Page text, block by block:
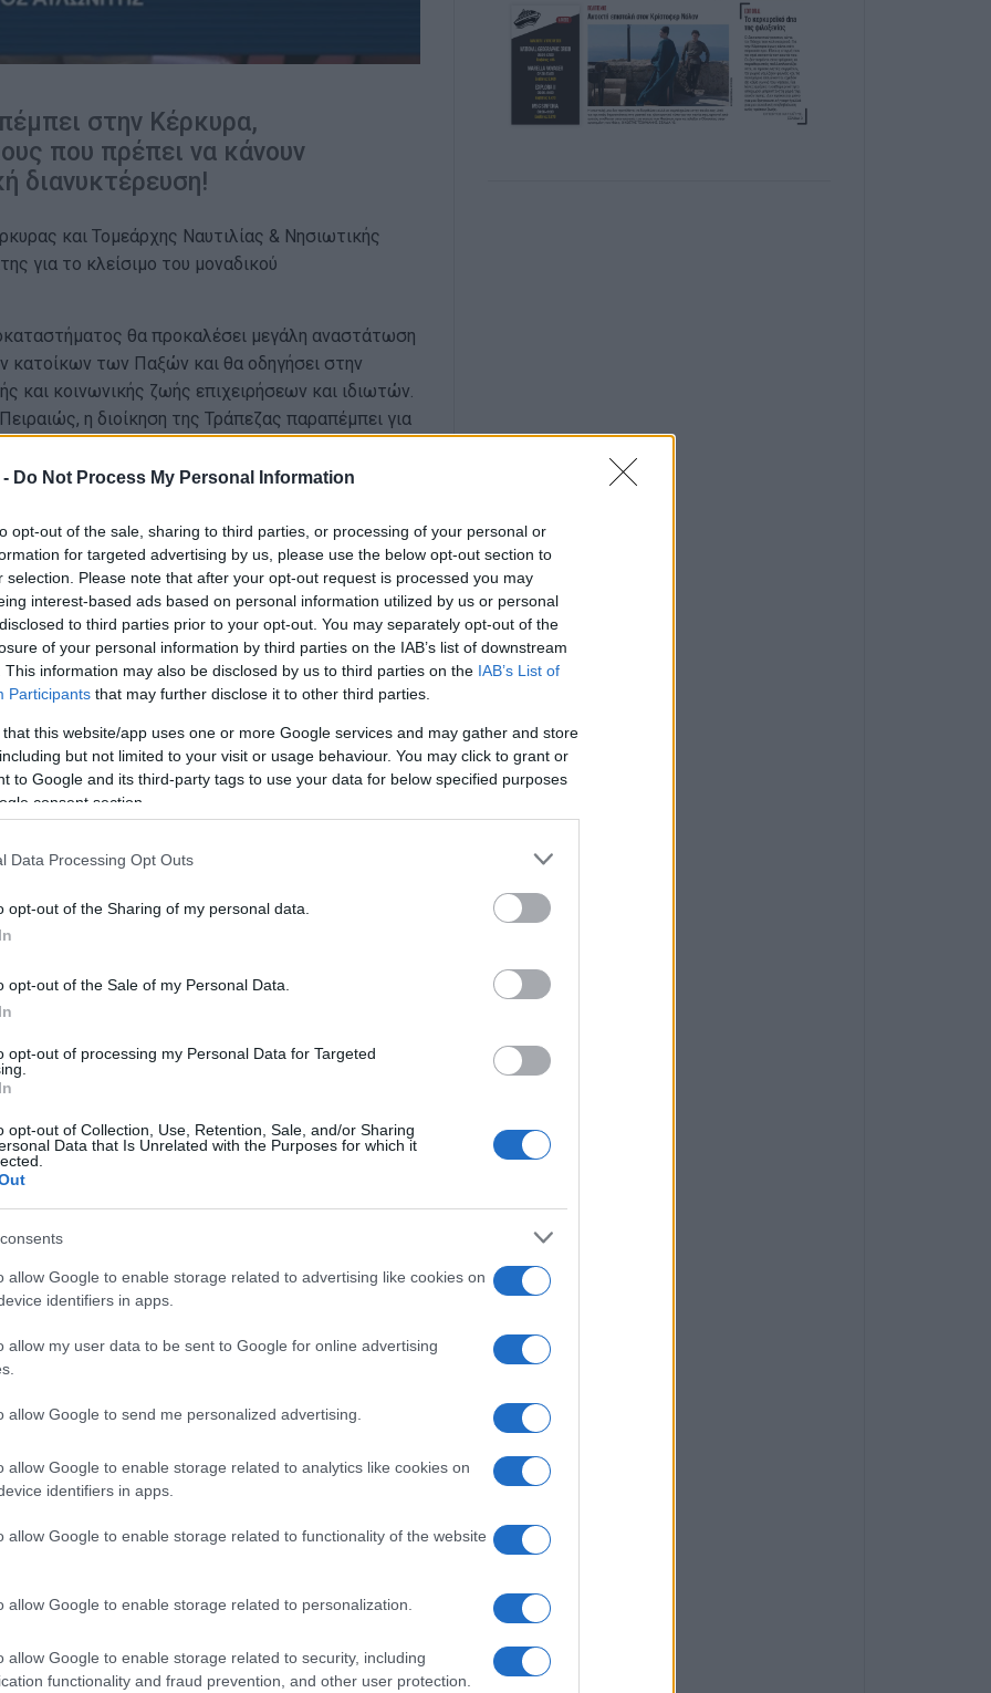
Do Not Process My Personal Information
opt-out of the sale, sharing to third parties, or processing of your personal or
for targeted advertising by us, please use the below opt-out section to
selection. Please note that after your opt-out request is processed you may
interest-based ads based on personal information utilized by us or personal
to third parties prior to your opt-out. You may separately opt-out of the
of your personal information by third parties on the IAB’s list of downstream
This information may also be disclosed by us to third parties on the IAB’s List of
Participants that may further disclose it to other third parties.
that this website/app uses one or more Google services and may gather and store
but not limited to your visit or usage behaviour. You may click to grant or
to Google and its third-party tags to use your data for below specified purposes
consent section.
Data Processing Opt Outs
opt-out of the Sharing of my personal data.
opt-out of the Sale of my Personal Data.
opt-out of processing my Personal Data for Targeted
opt-out of Collection, Use, Retention, Sale, and/or Sharing
Data that Is Unrelated with the Purposes for which it
allow Google to enable storage related to advertising like cookies on
identifiers in apps.
allow my user data to be sent to Google for online advertising
allow Google to send me personalized advertising.
allow Google to enable storage related to analytics like cookies on
identifiers in apps.
allow Google to enable storage related to functionality of the website
allow Google to enable storage related to personalization.
allow Google to enable storage related to security, including
functionality and fraud prevention, and other user protection.
στην Κέρκυρα,
που πρέπει να κάνουν
διανυκτέρευση!
και Τομεάρχης Ναυτιλίας & Νησιωτικής
για το κλείσιμο του μοναδικού
θα προκαλέσει μεγάλη αναστάτωση
κατοίκων των Παξών και θα οδηγήσει στην
και κοινωνικής ζωής επιχειρήσεων και ιδιωτών.
η διοίκηση της Τράπεζας παραπέμπει για
για το γεγονός ότι οι κάτοικοι των
διανυκτέρευση στην Κέρκυρα, καθώς
ακτοπλοϊκής σύνδεσης!!! Αυτή είναι η Ελλάδα
προβλήματα που αντιμετωπίζουν στην
σε νησιωτικές και μικρές νησιωτικές
αυτής της εξέλιξης που θα ζημιώσει την
& Οικονομικών
στους Παξούς – Καμία πρόνοια του
χωρίς το ελάχιστο ενδιαφέρον για τους
πρόκειται για νησιώτες, ηλικιωμένους και μη
την πλήρη εφαρμογή της στην περίπτωση των
ανακοίνωση του κλεισίματος του
Υποκαταστήματος Τράπεζας που λειτουργεί στο
κατοίκων. Κραυγή αγωνίας το ομόφωνο ψήφισμα
2023) με αίτημα τη διατήρηση της λειτουργίας
του κύκλου εργασιών και την κοινωνική
της Εθνικής Τράπεζας στον πεζόδρομο της
των συνταξιούχων του νησιού, το κλείσιμο του
(για το οποίο καταθέσαμε ερώτηση στη Βουλή
των τραπεζικών υποκαταστημάτων σε όλη
γνωρίζει την πραγματικότητα που
μικρά νησιά της χώρας μας και τις δυσκολίες
για χρήση νέων τεχνολογιών και παραπέμπουν
τραπεζικής.
υποκαταστήματος της Πειραιώς, η διοίκηση
Υποκατάστημα Κέρκυρας, αδιαφορώντας για το
ολόκληρο ταξίδι με αναγκαστική
(συν των άλλων) και τακτικής
2023 κι αυτά είναι μερικά από τα πολύ σοβαρά
τους όσοι επιλέξουν να κατοικήσουν σε
οικονομική στήριξη από το Κράτος, με
προτίθεστε να παρέμβετε
για κλείσιμο του μοναδικού Τραπεζικού